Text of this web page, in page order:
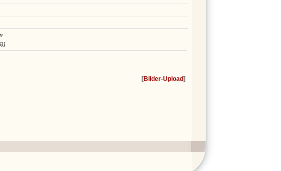
[Bilder-Upload]